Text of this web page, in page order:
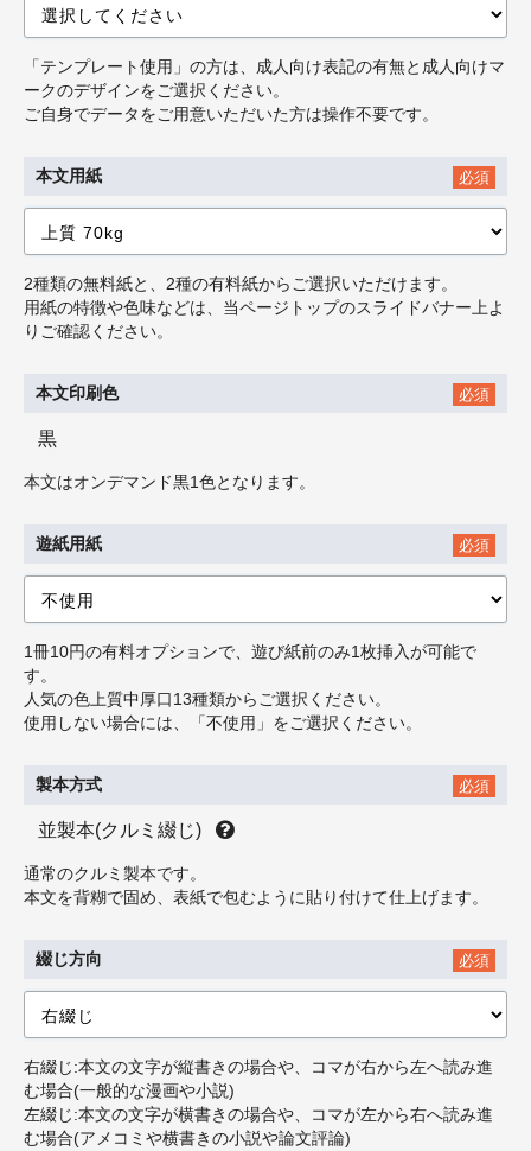
「テンプレート使用」の方は、成人向け表記の有無と成人向けマ
ークのデザインをご選択ください。
ご自身でデータをご用意いただいた方は操作不要です。
本文用紙 必須
2種類の無料紙と、2種の有料紙からご選択いただけます。
用紙の特徴や色味などは、当ページトップのスライドバナー上よ
りご確認ください。
本文印刷色 必須
黒
本文はオンデマンド黒1色となります。
遊紙用紙 必須
1冊10円の有料オプションで、遊び紙前のみ1枚挿入が可能で
す。
人気の色上質中厚口13種類からご選択ください。
使用しない場合には、「不使用」をご選択ください。
製本方式 必須
並製本(クルミ綴じ)
通常のクルミ製本です。
本文を背糊で固め、表紙で包むように貼り付けて仕上げます。
綴じ方向 必須
右綴じ:本文の文字が縦書きの場合や、コマが右から左へ読み進
む場合(一般的な漫画や小説)
左綴じ:本文の文字が横書きの場合や、コマが左から右へ読み進
む場合(アメコミや横書きの小説や論文評論)